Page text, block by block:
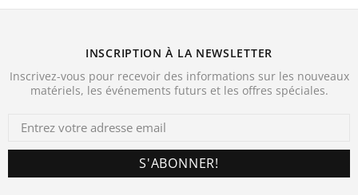
INSCRIPTION À LA NEWSLETTER
Inscrivez-vous pour recevoir des informations sur les nouveaux
matériels, les événements futurs et les offres spéciales.